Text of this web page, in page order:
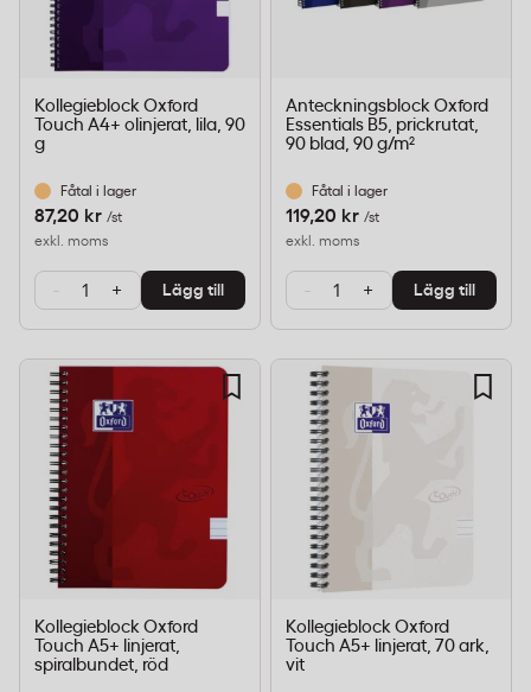
Kollegieblock Oxford
Touch A4+ olinjerat, lila, 90
g
Fåtal i lager
87,20 kr /st
exkl. moms
- + Lägg till
Anteckningsblock Oxford
Essentials B5, prickrutat,
90 blad, 90 g/m²
Fåtal i lager
119,20 kr /st
exkl. moms
- + Lägg till
Kollegieblock Oxford
Touch A5+ linjerat,
spiralbundet, röd
Kollegieblock Oxford
Touch A5+ linjerat, 70 ark,
vit